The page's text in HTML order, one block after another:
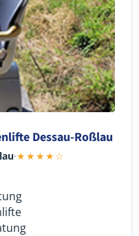
Dessau-Roßlau
·★★★★☆